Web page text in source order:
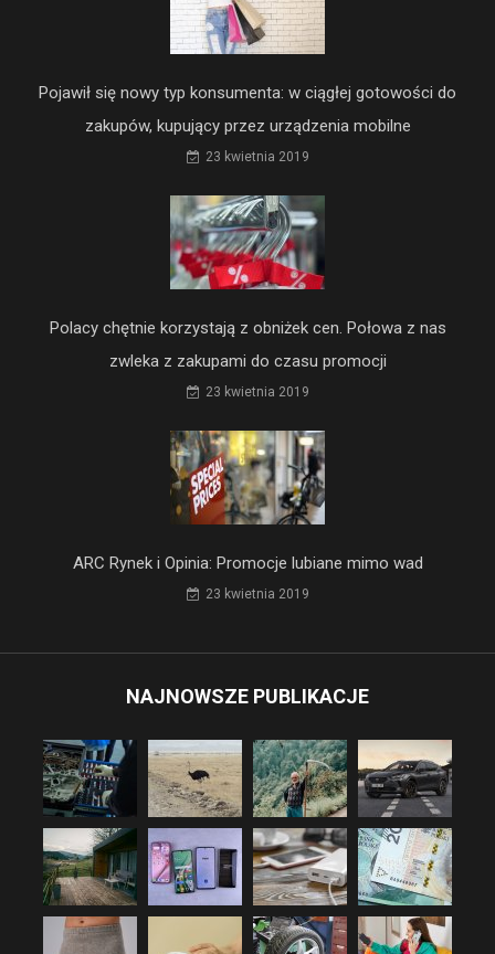
Pojawił się nowy typ konsumenta: w ciągłej gotowości do
zakupów, kupujący przez urządzenia mobilne
23 kwietnia 2019
Polacy chętnie korzystają z obniżek cen. Połowa z nas
zwleka z zakupami do czasu promocji
23 kwietnia 2019
ARC Rynek i Opinia: Promocje lubiane mimo wad
23 kwietnia 2019
NAJNOWSZE PUBLIKACJE